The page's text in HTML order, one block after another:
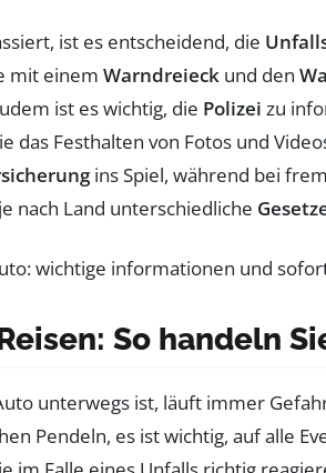
ist es entscheidend, die
mit einem Warndreieck und den
ist es wichtig, die Polizei zu
das Festhalten von Fotos und
ins Spiel, während bei
nach Land unterschiedliche
So handeln
unterwegs ist, läuft immer
Pendeln, es ist wichtig, auf alle